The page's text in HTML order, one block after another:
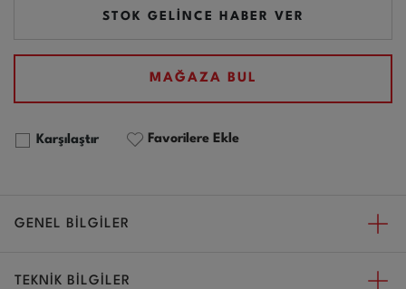
STOK GELİNCE HABER VER
MAĞAZA BUL
Karşılaştır Favorilere Ekle
GENEL BİLGİLER
TEKNİK BİLGİLER